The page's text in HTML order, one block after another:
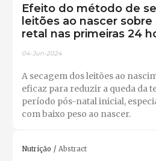
Efeito do método de
leitões ao nascer
retal nas primeiras 24
04-Jun-2024
A secagem dos leitões ao
eficaz para reduzir a queda da
período pós-natal inicial,
com baixo peso ao nascer.
Nutrição Abstract